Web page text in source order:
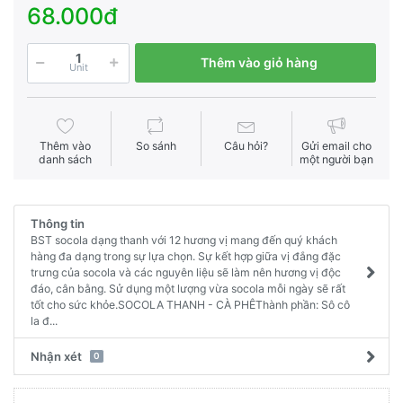
68.000đ
Unit Thêm vào giỏ hàng
Thêm vào
danh sách
So sánh Câu hỏi?
Gửi email cho
một người bạn
Thông tin
BST socola dạng thanh với 12 hương vị mang đến quý khách
hàng đa dạng trong sự lựa chọn. Sự kết hợp giữa vị đắng đặc
trưng của socola và các nguyên liệu sẽ làm nên hương vị độc
đáo, cân bằng. Sử dụng một lượng vừa socola mỗi ngày sẽ rất
tốt cho sức khỏe.SOCOLA THANH - CÀ PHÊThành phần: Sô cô
la đ...
Nhận xét 0